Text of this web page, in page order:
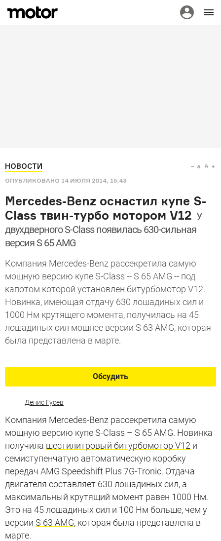
НОВОСТИ
ОПУБЛИКОВАНО 14 ИЮЛЯ 2014, 15:43
a A
Mercedes-Benz оснастил купе S-
Class твин-турбо мотором V12 У
двухдверного S-Class появилась 630-сильная
версия S 65 AMG
Компания Mercedes-Benz рассекретила самую
мощную версию купе S-Class -- S 65 AMG -- под
капотом которой установлен битурбомотор V12.
Новинка, имеющая отдачу 630 лошадиных сил и
1000 Нм крутящего момента, получилась на 45
лошадиных сил мощнее версии S 63 AMG, которая
была представлена в марте.
Обсудить
Денис Гусев
Компания Mercedes-Benz рассекретила самую
мощную версию купе S-Class – S 65 AMG. Новинка
получила шестилитровый битурбомотор V12 и
семиступенчатую автоматическую коробку
передач AMG Speedshift Plus 7G-Tronic. Отдача
двигателя составляет 630 лошадиных сил, а
максимальный крутящий момент равен 1000 Нм.
Это на 45 лошадиных сил и 100 Нм больше, чем у
версии S 63 AMG, которая была представлена в
марте.